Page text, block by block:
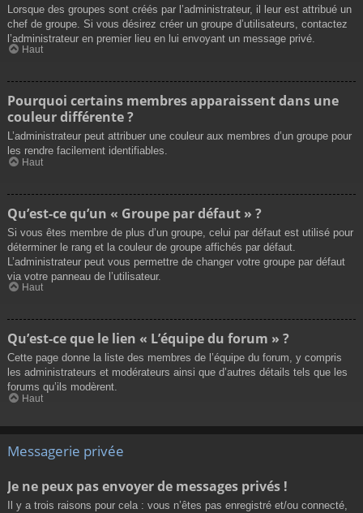
Lorsque des groupes sont créés par l’administrateur, il leur est attribué un
chef de groupe. Si vous désirez créer un groupe d’utilisateurs, contactez
l’administrateur en premier lieu en lui envoyant un message privé.
Haut
Pourquoi certains membres apparaissent dans une
couleur différente ?
L’administrateur peut attribuer une couleur aux membres d’un groupe pour
les rendre facilement identifiables.
Haut
Qu’est-ce qu’un « Groupe par défaut » ?
Si vous êtes membre de plus d’un groupe, celui par défaut est utilisé pour
déterminer le rang et la couleur de groupe affichés par défaut.
L’administrateur peut vous permettre de changer votre groupe par défaut
via votre panneau de l’utilisateur.
Haut
Qu’est-ce que le lien « L’équipe du forum » ?
Cette page donne la liste des membres de l’équipe du forum, y compris
les administrateurs et modérateurs ainsi que d’autres détails tels que les
forums qu’ils modèrent.
Haut
Messagerie privée
Je ne peux pas envoyer de messages privés !
Il y a trois raisons pour cela : vous n’êtes pas enregistré et/ou connecté,